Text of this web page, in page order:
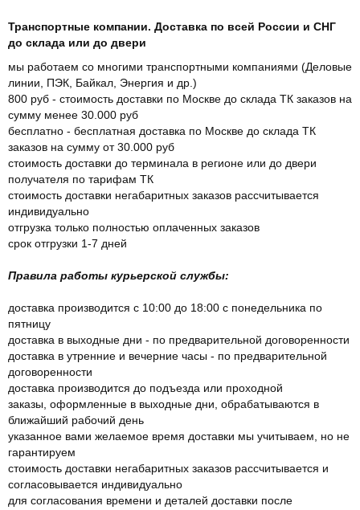
Транспортные компании. Доставка по всей России и СНГ
до склада или до двери
мы работаем со многими транспортными компаниями (Деловые
линии, ПЭК, Байкал, Энергия и др.)
800 руб - стоимость доставки по Москве до склада ТК заказов на
сумму менее 30.000 руб
бесплатно - бесплатная доставка по Москве до склада ТК
заказов на сумму от 30.000 руб
стоимость доставки до терминала в регионе или до двери
получателя по тарифам ТК
стоимость доставки негабаритных заказов рассчитывается
индивидуально
отгрузка только полностью оплаченных заказов
срок отгрузки 1-7 дней
Правила работы курьерской службы:
доставка производится с 10:00 до 18:00 с понедельника по
пятницу
доставка в выходные дни - по предварительной договоренности
доставка в утренние и вечерние часы - по предварительной
договоренности
доставка производится до подъезда или проходной
заказы, оформленные в выходные дни, обрабатываются в
ближайший рабочий день
указанное вами желаемое время доставки мы учитываем, но не
гарантируем
стоимость доставки негабаритных заказов рассчитывается и
согласовывается индивидуально
для согласования времени и деталей доставки после